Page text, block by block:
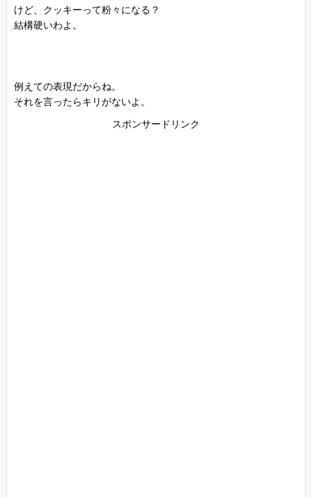
けど、クッキーって粉々になる？
結構硬いわよ。
例えての表現だからね。
それを言ったらキリがないよ。
スポンサードリンク